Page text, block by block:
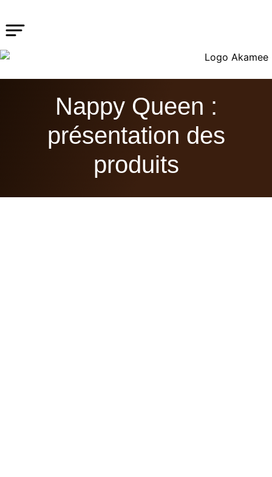
Nappy Queen :
présentation des
produits